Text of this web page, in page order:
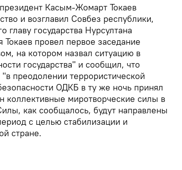
Касым-Жомарт Токаев
и возглавил Совбез республики,
главу государства Нурсултана
провел первое заседание
на котором назвал ситуацию в
государства" и сообщил, что
преодолении террористической
ОДКБ в ту же ночь принял
коллективные миротворческие силы в
как сообщалось, будут направлены
с целью стабилизации и
стране.